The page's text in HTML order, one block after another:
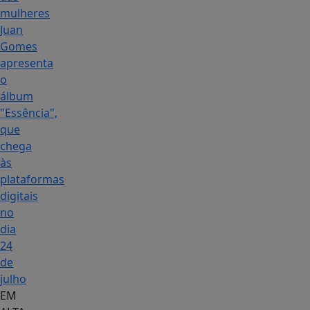
mulheres
Juan
Gomes
apresenta
o
álbum
"Essência",
que
chega
às
plataformas
digitais
no
dia
24
de
julho
EM